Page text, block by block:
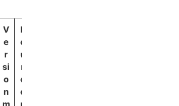
V
e
r
si
o
n
m
P
o
u
r
c
e
n